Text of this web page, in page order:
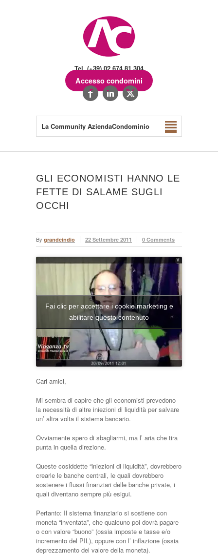
Tel. (+39) 02.674.81.304
Accesso condomini
La Community AziendaCondominio
GLI ECONOMISTI HANNO LE
FETTE DI SALAME SUGLI
OCCHI
By grandeindio 22 Settembre 2011 0 Comments
Fai clic per accettare i cookie marketing e
abilitare questo contenuto
Cari amici,
Mi sembra di capire che gli economisti prevedono
la necessità di altre iniezioni di liquidità per salvare
un’ altra volta il sistema bancario.
Ovviamente spero di sbagliarmi, ma l’ aria che tira
punta in quella direzione.
Queste cosiddette “iniezioni di liquidità”, dovrebbero
crearle le banche centrali, le quali dovrebbero
sostenere i flussi finanziari delle banche private, i
quali diventano sempre più esigui.
Pertanto: Il sistema finanziario si sostiene con
moneta “inventata”, che qualcuno poi dovrà pagare
o con valore “buono” (ossia imposte e tasse e/o
incremento del PIL), oppure con l’ inflazione (ossia
deprezzamento del valore della moneta).